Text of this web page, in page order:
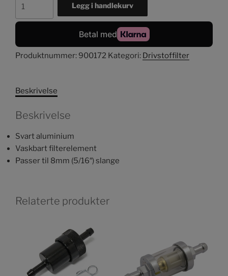
8mm
slange,
Legg i handlekurv
Produktnummer: 900172 Kategori: Drivstoffilter
Beskrivelse
Beskrivelse
Svart aluminium
Vaskbart filterelement
Passer til 8mm (5/16″) slange
Relaterte produkter